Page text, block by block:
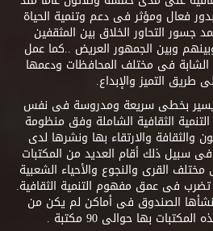
أن يقوم بدور فعال ومؤثر فى دعم وتنمية الحياة
جسور التحاور الخلاق بين المثقفين
وبين الجمهور العريض ..كما عمل
فى مختلف المحافظات ودعمها
طريق التميز والإبداع.
يسير بخطى سريعة ومدروسة فى نفس
الثقافية الشاملة وفق منظومة
والثقافة والارتقاء بها ونشرها لدى
سبيل ذلك أقام العديد من المكتبات
مختلف القرى والنجوع والأحياء الشعبية
فى عمق مفهوم التنمية الثقافية.
الصندوق فى أماكن لم يكن من
بها حوالى 90 مكتبة .